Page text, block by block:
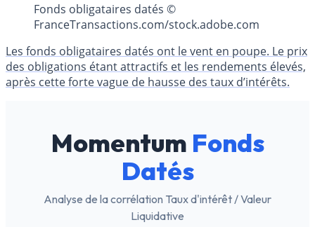
Fonds obligataires datés ©
FranceTransactions.com/stock.adobe.com
Les fonds obligataires datés ont le vent en poupe. Le prix
des obligations étant attractifs et les rendements élevés,
après cette forte vague de hausse des taux d’intérêts.